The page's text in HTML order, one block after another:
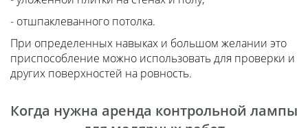
- отшпаклеванного потолка.
При определенных навыках и большом желании это
приспособление можно использовать для проверки и
других поверхностей на ровность.
Когда нужна аренда контрольной лампы